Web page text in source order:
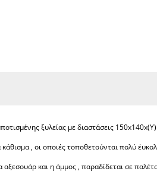
ξυλείας με διαστάσεις
, οι οποιές τοποθετούνται πολύ
και η άμμος , παραδίδεται σε